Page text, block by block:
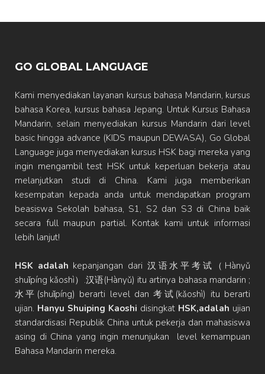
GO GLOBAL LANGUAGE
Kami menyediakan layanan kursus bahasa Mandarin, kursus
bahasa Korea, kursus bahasa Jepang. Untuk Kursus Bahasa
Mandarin, selain menyediakan kursus Mandarin dari level
basic hingga advance (KIDS maupun DEWASA), Go Global
Language juga menyediakan kursus HSK bagi mereka yang
ingin mengambil test HSK untuk keperluan bekerja atau
melanjutkan studi di China. Kami juga memberikan
kesempatan kepada anda untuk mendapatkan program
beasiswa Sekolah bahasa, S1, S2 dan S3 di China baik
secara full maupun partial. Kontak kami untuk informasi
lebih lanjut!
HSK adalah kepanjangan dari 汉语水平考试（Hànyǔ
shuǐpíng kǎoshì）.汉语(Hànyǔ) itu artinya bahasa mandarin ;
水平(shuǐpíng) berarti level dan 考试(kǎoshì) itu berarti
ujian. Hanyu Shuiping Kaoshi disingkat HSK,adalah ujian
standardisasi Republik China untuk pekerja dan mahasiswa
asing di China yang ingin menunjukan level kemampuan
Bahasa Mandarin mereka.